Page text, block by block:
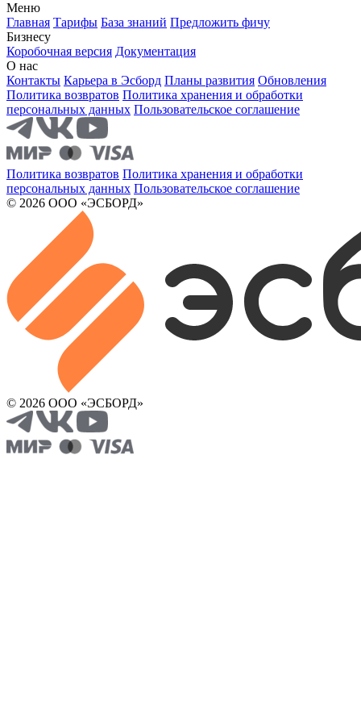
Меню
Главная Тарифы База знаний Предложить фичу
Бизнесу
Коробочная версия Документация
О нас
Контакты Карьера в Эсборд Планы развития Обновления
Политика возвратов Политика хранения и обработки
персональных данных Пользовательское соглашение
Политика возвратов Политика хранения и обработки
персональных данных Пользовательское соглашение
© 2026 ООО «ЭСБОРД»
© 2026 ООО «ЭСБОРД»